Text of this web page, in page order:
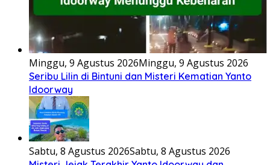
Minggu, 9 Agustus 2026Minggu, 9 Agustus 2026
Seribu Lilin di Bintuni dan Misteri Kematian Yanto
Idoorway
Sabtu, 8 Agustus 2026Sabtu, 8 Agustus 2026